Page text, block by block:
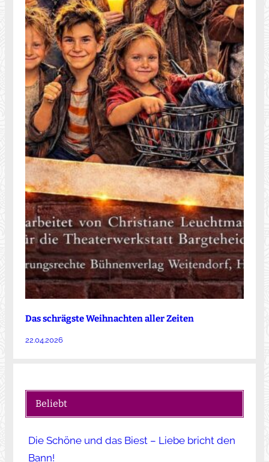
Das schrägste Weihnachten aller Zeiten
22.04.2026
Beliebt
Die Schöne und das Biest – Liebe bricht den
Bann!